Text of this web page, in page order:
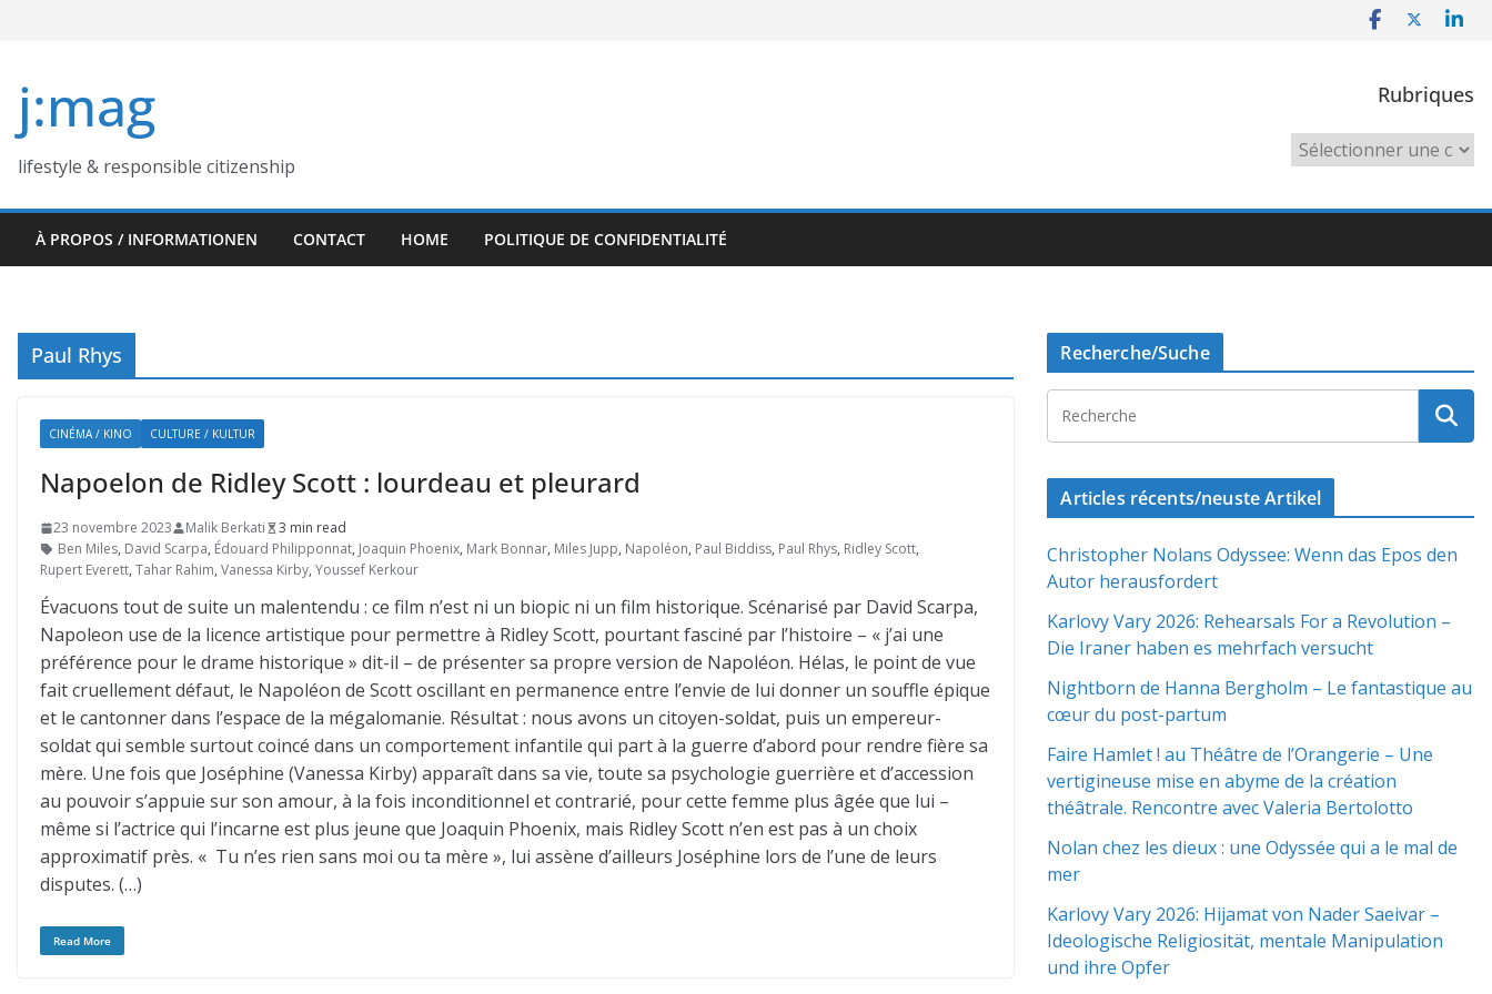
j:mag
lifestyle & responsible citizenship
Rubriques
Rubriques
À PROPOS / INFORMATIONEN CONTACT HOME POLITIQUE DE CONFIDENTIALITÉ
Paul Rhys
CINÉMA / KINO CULTURE / KULTUR
Napoelon de Ridley Scott : lourdeau et pleurard
23 novembre 2023 Malik Berkati
3 min read
Ben Miles, David Scarpa, Édouard Philipponnat, Joaquin Phoenix, Mark Bonnar, Miles Jupp, Napoléon, Paul Biddiss, Paul Rhys, Ridley Scott,
Rupert Everett, Tahar Rahim, Vanessa Kirby, Youssef Kerkour
Évacuons tout de suite un malentendu : ce film n’est ni un biopic ni un film historique. Scénarisé par David Scarpa,
Napoleon use de la licence artistique pour permettre à Ridley Scott, pourtant fasciné par l’histoire – « j’ai une
préférence pour le drame historique » dit-il – de présenter sa propre version de Napoléon. Hélas, le point de vue
fait cruellement défaut, le Napoléon de Scott oscillant en permanence entre l’envie de lui donner un souffle épique
et le cantonner dans l’espace de la mégalomanie. Résultat : nous avons un citoyen-soldat, puis un empereur-
soldat qui semble surtout coincé dans un comportement infantile qui part à la guerre d’abord pour rendre fière sa
mère. Une fois que Joséphine (Vanessa Kirby) apparaît dans sa vie, toute sa psychologie guerrière et d’accession
au pouvoir s’appuie sur son amour, à la fois inconditionnel et contrarié, pour cette femme plus âgée que lui –
même si l’actrice qui l’incarne est plus jeune que Joaquin Phoenix, mais Ridley Scott n’en est pas à un choix
approximatif près. « Tu n’es rien sans moi ou ta mère », lui assène d’ailleurs Joséphine lors de l’une de leurs
disputes. (…)
Read More
Recherche/Suche
Articles récents/neuste Artikel
Christopher Nolans Odyssee: Wenn das Epos den
Autor herausfordert
Karlovy Vary 2026: Rehearsals For a Revolution –
Die Iraner haben es mehrfach versucht
Nightborn de Hanna Bergholm – Le fantastique au
cœur du post-partum
Faire Hamlet ! au Théâtre de l’Orangerie – Une
vertigineuse mise en abyme de la création
théâtrale. Rencontre avec Valeria Bertolotto
Nolan chez les dieux : une Odyssée qui a le mal de
mer
Karlovy Vary 2026: Hijamat von Nader Saeivar​​ –
Ideologische Religiosität, mentale Manipulation
und ihre Opfer